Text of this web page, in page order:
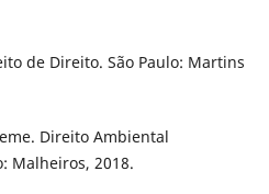
de Direito. São Paulo: Martins
Direito Ambiental
Malheiros, 2018.